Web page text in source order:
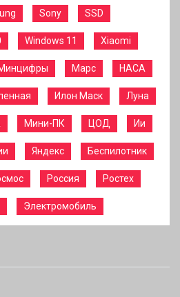
Sony SSD
Windows 11 Xiaomi
Марс НАСА
Илон Маск Луна
Мини-ПК ЦОД Ии
Яндекс Беспилотник
Россия Ростех
Электромобиль